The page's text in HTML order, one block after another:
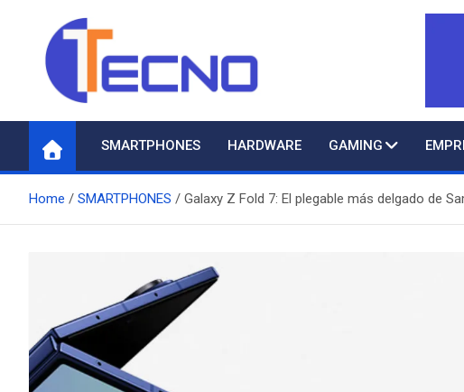
TecnoSMARTPHONES HARDWARE GAMING
Home SMARTPHONES Galaxy Z Fold 7: El plegable más delgado de